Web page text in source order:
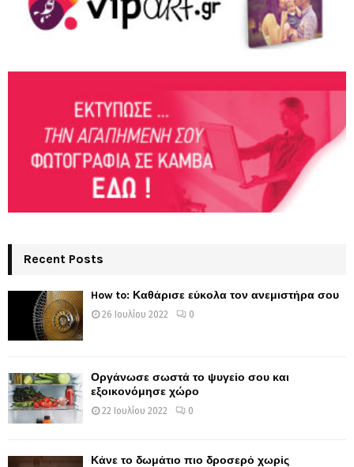
Recent Posts
How to: Καθάρισε εύκολα τον ανεμιστήρα σου
26 Ιουλίου 2022 0
Οργάνωσε σωστά το ψυγείο σου και
εξοικονόμησε χώρο
22 Ιουλίου 2022 0
Κάνε το δωμάτιο πιο δροσερό χωρίς